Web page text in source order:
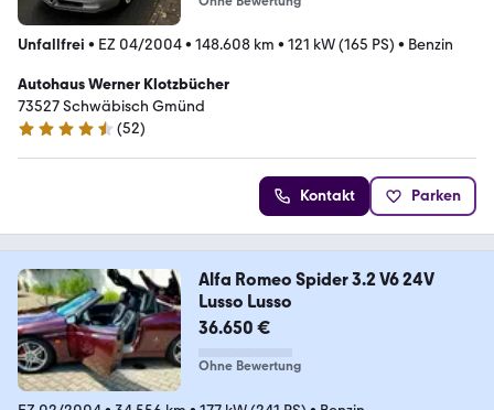
Unfallfrei • EZ 04/2004• 148.608 km • 121 kW (165 PS) • Benzin
Autohaus Werner Klotzbücher
73527 Schwäbisch Gmünd
4.7 Sterne
(52)
Kontakt Parken
Alfa Romeo Spider 3.2 V6 24V
Lusso Lusso
36.650 €
Ohne Bewertung